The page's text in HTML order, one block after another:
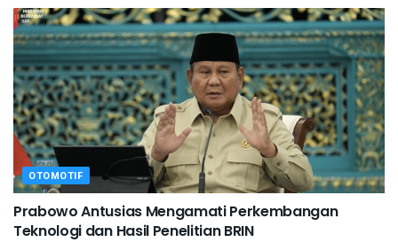
OTOMOTIF
Prabowo Antusias Mengamati Perkembangan
Teknologi dan Hasil Penelitian BRIN